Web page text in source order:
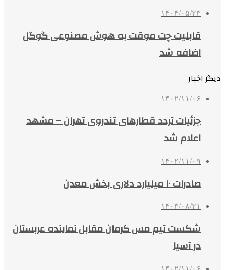
۱۴۰۴/۰۵/۲۳
قابلیت چت موقت به هوش مصنوعی گوگل
اضافه شد
دیگر اخبار
۱۴۰۲/۱۱/۰۶
جزئیات تردد قطارهای تندروی تهران – مشهد
اعلام شد
۱۴۰۲/۱۱/۰۹
صادرات ۱۰ میلیارد دلاری بخش معدن
۱۴۰۳/۰۸/۲۱
شکست تیم مس کرمان مقابل نماینده عربستان
در آسیا